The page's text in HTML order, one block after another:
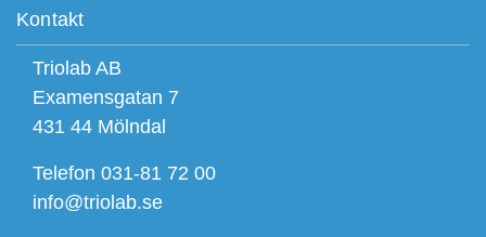
Kontakt
Triolab AB
Examensgatan 7
431 44 Mölndal
Telefon 031-81 72 00
info@triolab.se